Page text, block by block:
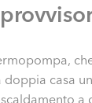
casa